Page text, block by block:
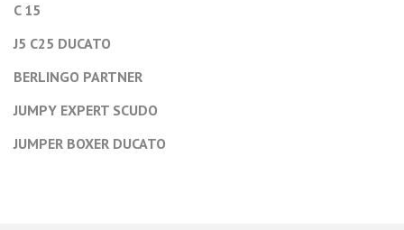
C 15
J5 C25 DUCATO
BERLINGO PARTNER
JUMPY EXPERT SCUDO
JUMPER BOXER DUCATO